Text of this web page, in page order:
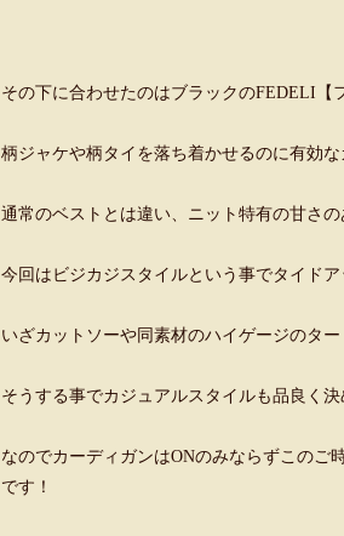
その下に合わせたのはブラックのFEDELI【
柄ジャケや柄タイを落ち着かせるのに有効な
通常のベストとは違い、ニット特有の甘さ
今回はビジカジスタイルという事でタイド
いざカットソーや同素材のハイゲージのタ
そうする事でカジュアルスタイルも品良く決
なのでカーディガンはONのみならずこのご
です！